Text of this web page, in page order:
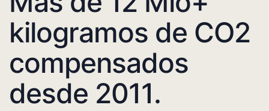
kilogramos de CO2
compensados
desde 2011.